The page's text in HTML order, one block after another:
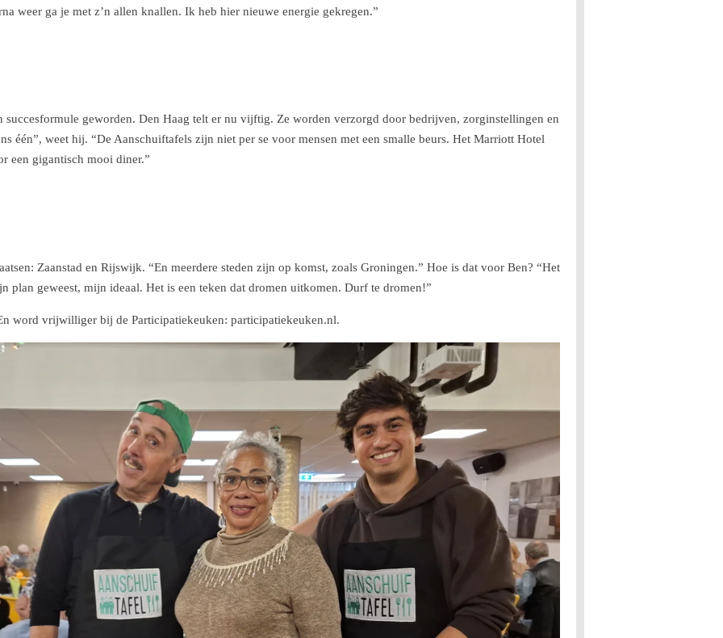
weer ga je met z’n allen knallen. Ik heb hier nieuwe energie gekregen.”
geworden. Den Haag telt er nu vijftig. Ze worden verzorgd door bedrijven, zorginstellingen en
één”, weet hij. “De Aanschuiftafels zijn niet per se voor mensen met een smalle beurs. Het Marriott Hotel
een gigantisch mooi diner.”
Zaanstad en Rijswijk. “En meerdere steden zijn op komst, zoals Groningen.” Hoe is dat voor Ben? “Het
plan geweest, mijn ideaal. Het is een teken dat dromen uitkomen. Durf te dromen!”
word vrijwilliger bij de Participatiekeuken: participatiekeuken.nl.